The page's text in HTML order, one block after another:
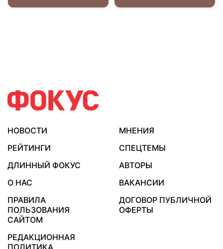
НОВОСТИ
МНЕНИЯ
РЕЙТИНГИ
СПЕЦТЕМЫ
ДЛИННЫЙ ФОКУС
АВТОРЫ
О НАС
ВАКАНСИИ
ПРАВИЛА
ПОЛЬЗОВАНИЯ
САЙТОМ
ДОГОВОР ПУБЛИЧНОЙ
ОФЕРТЫ
РЕДАКЦИОННАЯ